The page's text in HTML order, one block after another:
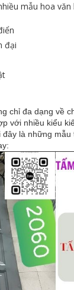
mẫu hoa văn
đại
chỉ đa dạng về
với nhiều kiểu
là những